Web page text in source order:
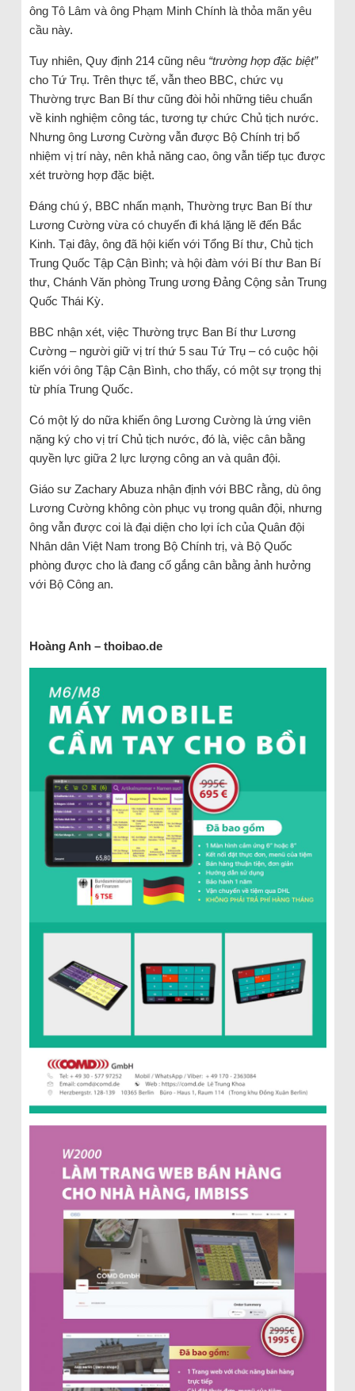
ông Tô Lâm và ông Phạm Minh Chính là thỏa mãn yêu
cầu này.
Tuy nhiên, Quy định 214 cũng nêu “trường hợp đặc biệt”
cho Tứ Trụ. Trên thực tế, vẫn theo BBC, chức vụ
Thường trực Ban Bí thư cũng đòi hỏi những tiêu chuẩn
về kinh nghiệm công tác, tương tự chức Chủ tịch nước.
Nhưng ông Lương Cường vẫn được Bộ Chính trị bổ
nhiệm vị trí này, nên khả năng cao, ông vẫn tiếp tục được
xét trường hợp đặc biệt.
Đáng chú ý, BBC nhấn mạnh, Thường trực Ban Bí thư
Lương Cường vừa có chuyến đi khá lặng lẽ đến Bắc
Kinh. Tại đây, ông đã hội kiến với Tổng Bí thư, Chủ tịch
Trung Quốc Tập Cận Bình; và hội đàm với Bí thư Ban Bí
thư, Chánh Văn phòng Trung ương Đảng Cộng sản Trung
Quốc Thái Kỳ.
BBC nhận xét, việc Thường trực Ban Bí thư Lương
Cường – người giữ vị trí thứ 5 sau Tứ Trụ – có cuộc hội
kiến với ông Tập Cận Bình, cho thấy, có một sự trọng thị
từ phía Trung Quốc.
Có một lý do nữa khiến ông Lương Cường là ứng viên
nặng ký cho vị trí Chủ tịch nước, đó là, việc cân bằng
quyền lực giữa 2 lực lượng công an và quân đội.
Giáo sư Zachary Abuza nhận định với BBC rằng, dù ông
Lương Cường không còn phục vụ trong quân đội, nhưng
ông vẫn được coi là đại diện cho lợi ích của Quân đội
Nhân dân Việt Nam trong Bộ Chính trị, và Bộ Quốc
phòng được cho là đang cố gắng cân bằng ảnh hưởng
với Bộ Công an.
Hoàng Anh – thoibao.de